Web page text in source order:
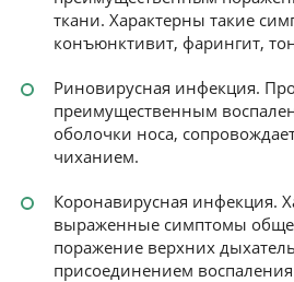
ткани. Характерны такие
конъюнктивит, фарингит,
Риновирусная инфекция.
преимущественным
оболочки носа,
чиханием.
Коронавирусная инфекция.
выраженные симптомы
поражение верхних
присоединением воспаления